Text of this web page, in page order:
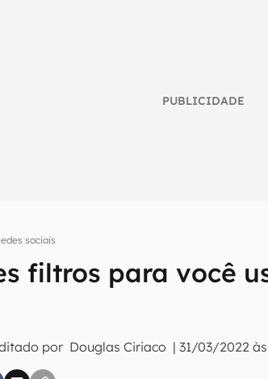
PUBLICIDADE
sociais
filtros para você
por Douglas Ciriaco |31/03/2022 às
inteligente do mundo tech!
do Canaltech e receba notícias e reviews